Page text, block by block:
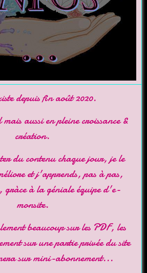
depuis fin août 2020.
aussi en pleine croissance &
création.
du contenu chaque jour, je le
et j'apprends, pas à pas,
gràce à la géniale équipe d'e-
monsite.
beaucoup sur les PDF, les
sur une partie privée du site
sur mini-abonnement...